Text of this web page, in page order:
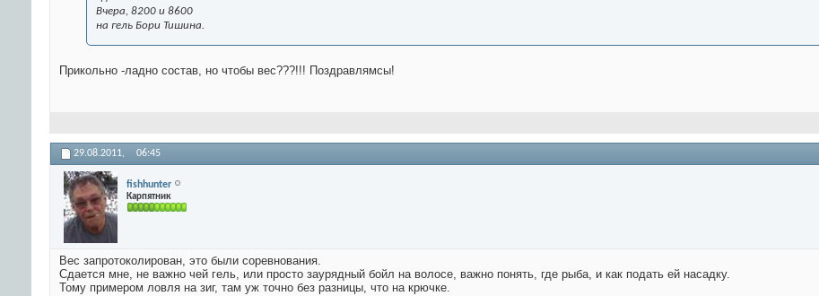
Вчера, 8200 и 8600
на гель Бори Тишина.
Прикольно -ладно состав, но чтобы вес???!!! Поздравлямсы!
29.08.2011, 06:45
fishhunter
Карпятник
Вес запротоколирован, это были соревнования.
Сдается мне, не важно чей гель, или просто заурядный бойл на волосе, важно понять, где рыба, и как подать ей насадку.
Тому примером ловля на зиг, там уж точно без разницы, что на крючке.